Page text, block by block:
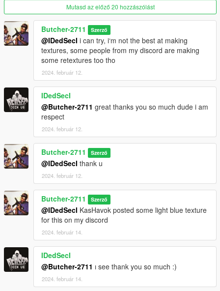
Mutasd az előző 20 hozzászólást
Butcher-2711 Szerző
@IDedSecI i can try, i‘m not the best at making
textures, some people from my discord are making
some retextures too tho
2024. február 12.
IDedSecI
@Butcher-2711 great thanks you so much dude i am
respect
2024. február 12.
Butcher-2711 Szerző
@IDedSecI thank u
2024. február 12.
Butcher-2711 Szerző
@IDedSecI KasHavok posted some light blue texture
for this on my discord
2024. február 14.
IDedSecI
@Butcher-2711 ı see thank you so much :)
2024. február 14.